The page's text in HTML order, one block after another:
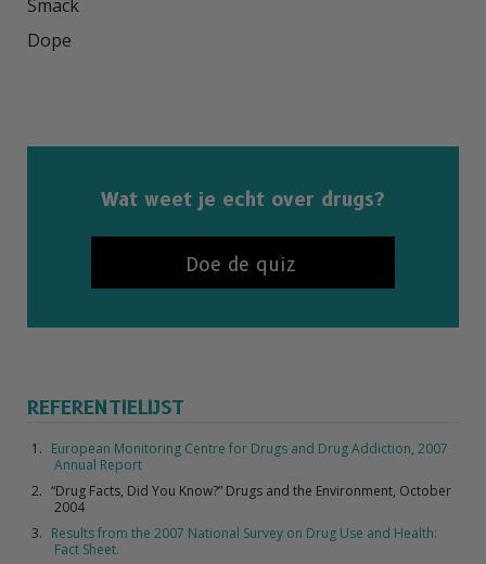
Smack
Dope
Wat weet je echt over drugs?
Doe de quiz
REFERENTIELIJST
European Monitoring Centre for Drugs and Drug Addiction, 2007
Annual Report
“Drug Facts, Did You Know?” Drugs and the Environment, October
2004
Results from the 2007 National Survey on Drug Use and Health:
Fact Sheet.